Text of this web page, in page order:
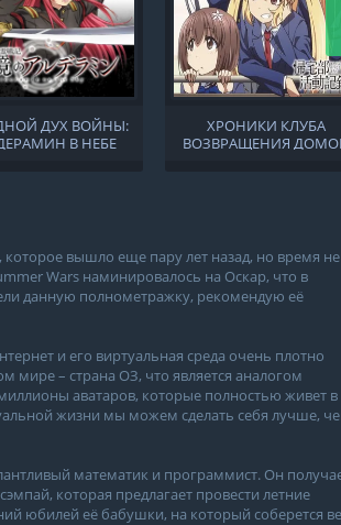
ДУХ ВОЙНЫ:
В НЕБЕ
ХРОНИКИ КЛУБА
ВОЗВРАЩЕНИЯ
вышло еще пару лет назад, но время не
Wars наминировалось на Оскар, что в
данную полнометражку, рекомендую её
и его виртуальная среда очень плотно
мире – страна ОЗ, что является аналогом
аватаров, которые полностью живет в
жизни мы можем сделать себя лучше,
математик и программист. Он
которая предлагает провести летние
юбилей её бабушки, на который соберется